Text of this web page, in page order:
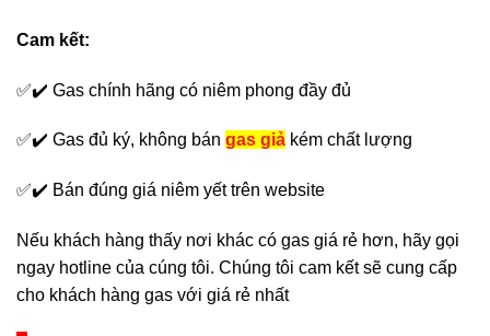
Cam kết:
✅✔️ Gas chính hãng có niêm phong đầy đủ
✅✔️ Gas đủ ký, không bán gas giả kém chất lượng
✅✔️ Bán đúng giá niêm yết trên website
Nếu khách hàng thấy nơi khác có gas giá rẻ hơn, hãy gọi
ngay hotline của cúng tôi. Chúng tôi cam kết sẽ cung cấp
cho khách hàng gas với giá rẻ nhất